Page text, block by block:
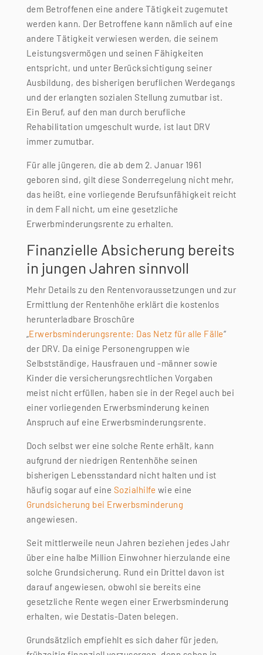
dem Betroffenen eine andere Tätigkeit zugemutet
werden kann. Der Betroffene kann nämlich auf eine
andere Tätigkeit verwiesen werden, die seinem
Leistungsvermögen und seinen Fähigkeiten
entspricht, und unter Berücksichtigung seiner
Ausbildung, des bisherigen beruflichen Werdegangs
und der erlangten sozialen Stellung zumutbar ist.
Ein Beruf, auf den man durch berufliche
Rehabilitation umgeschult wurde, ist laut DRV
immer zumutbar.
Für alle jüngeren, die ab dem 2. Januar 1961
geboren sind, gilt diese Sonderregelung nicht mehr,
das heißt, eine vorliegende Berufsunfähigkeit reicht
in dem Fall nicht, um eine gesetzliche
Erwerbminderungsrente zu erhalten.
Finanzielle Absicherung bereits
in jungen Jahren sinnvoll
Mehr Details zu den Rentenvoraussetzungen und zur
Ermittlung der Rentenhöhe erklärt die kostenlos
herunterladbare Broschüre
„Erwerbsminderungsrente: Das Netz für alle Fälle“
der DRV. Da einige Personengruppen wie
Selbstständige, Hausfrauen und -männer sowie
Kinder die versicherungsrechtlichen Vorgaben
meist nicht erfüllen, haben sie in der Regel auch bei
einer vorliegenden Erwerbsminderung keinen
Anspruch auf eine Erwerbsminderungsrente.
Doch selbst wer eine solche Rente erhält, kann
aufgrund der niedrigen Rentenhöhe seinen
bisherigen Lebensstandard nicht halten und ist
häufig sogar auf eine Sozialhilfe wie eine
Grundsicherung bei Erwerbsminderung
angewiesen.
Seit mittlerweile neun Jahren beziehen jedes Jahr
über eine halbe Million Einwohner hierzulande eine
solche Grundsicherung. Rund ein Drittel davon ist
darauf angewiesen, obwohl sie bereits eine
gesetzliche Rente wegen einer Erwerbsminderung
erhalten, wie Destatis-Daten belegen.
Grundsätzlich empfiehlt es sich daher für jeden,